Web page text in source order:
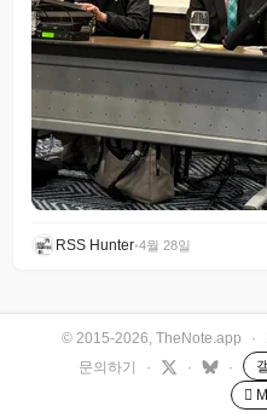
RSS Hunter•4월 28일
© 2015-2026, TheNote.app ·
문의하기
· · ·
